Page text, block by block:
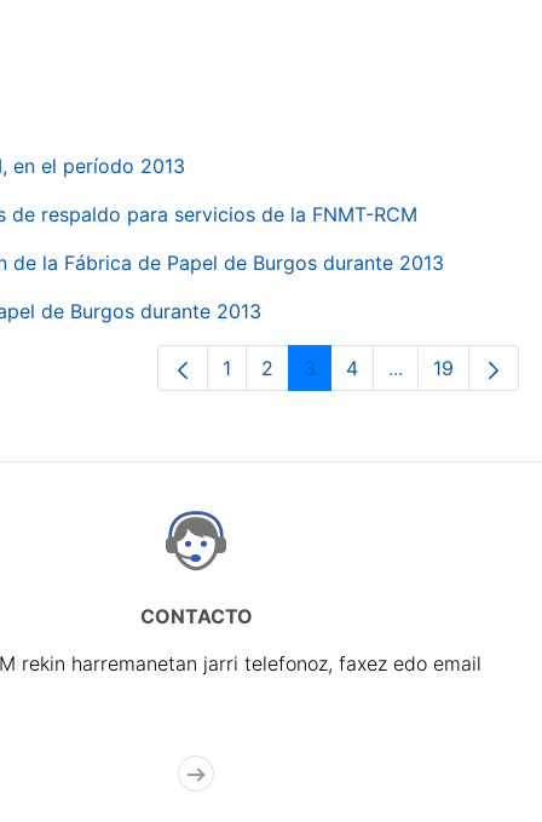
en el período 2013
respaldo para servicios de la FNMT-RCM
la Fábrica de Papel de Burgos durante 2013
de Burgos durante 2013
Orrialdea
1 Orrialdea
2 Orrialdea
3 Orrialdea
4 ...Intermediate
Orrialdea
19
CONTACTO
rekin harremanetan jarri telefonoz, faxez edo email